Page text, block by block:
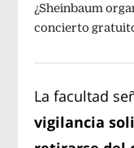
¿Sheinbaum
concierto
La facultad
vigilancia